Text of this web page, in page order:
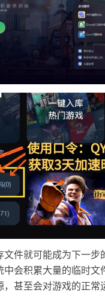
文件就可能成为下一步
中会积累大量的临时文
，甚至会对游戏的正常